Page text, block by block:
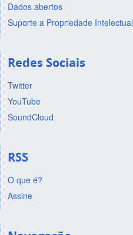
Dados abertos
Suporte a Propriedade Intelectual
Redes Sociais
Twitter
YouTube
SoundCloud
RSS
O que é?
Assine